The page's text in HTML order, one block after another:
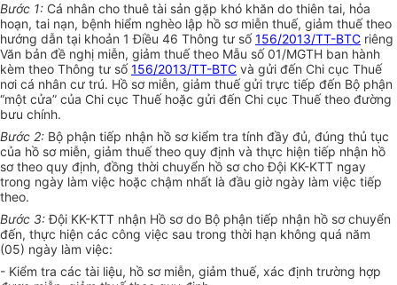
Bước 1: Cá nhân cho thuê tài sản gặp khó khăn do thiên tai, hỏa
hoạn, tai nạn, bệnh hiểm nghèo lập hồ sơ miễn thuế, giảm thuế theo
hướng dẫn tại khoản 1 Điều 46 Thông tư số156/2013/TT-BTC riêng
Văn bản đề nghị miễn, giảm thuế theo Mẫu số 01/MGTH ban hành
kèm theo Thông tư số156/2013/TT-BTC và gửi đến Chi cục Thuế
nơi cá nhân cư trú. Hồ sơ miễn, giảm thuế gửi trực tiếp đến Bộ phận
“một cửa” của Chi cục Thuế hoặc gửi đến Chi cục Thuếtheo đường
bưu chính.
Bước 2: Bộ phận tiếp nhận hồ sơ kiểm tra tính đầy đủ, đúng thủ tục
của hồ sơ miễn, giảm thuế theo quy định và thực hiện tiếp nhận hồ
sơ theo quy định, đồng thời chuyển hồ sơ cho Đội KK-KTT ngay
trong ngày làm việc hoặc chậm nhất là đầu giờ ngày làm việc tiếp
theo.
Bước 3:Đội KK-KTT nhận Hồ sơ do Bộ phận tiếp nhận hồ sơ chuyển
đến, thực hiện các công việc sau trong thời hạn không quá năm
(05) ngày làm việc:
- Kiểm tra các tài liệu, hồ sơ miễn, giảm thuế, xác định trường hợp